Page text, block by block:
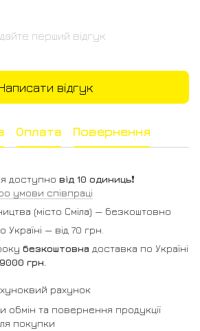
перший відгук
Написати відгук
Оплата Повернення
доступно від 10 одиниць❗️
умови співпраці
(місто Сміла) — безкоштовно
— від 70 грн.
безкоштовна доставка по Україні
9000 грн.
рахунок
обмін та повернення продукції
покупки